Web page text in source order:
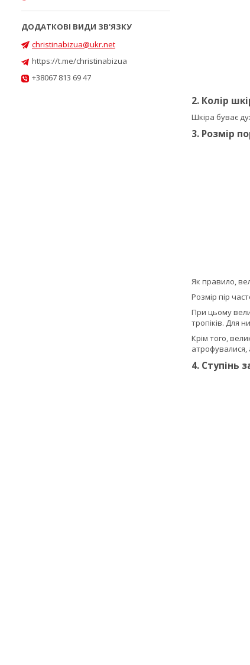
2. Колір
Шкіра буває
3. Розмір
Як правило,
Розмір пір
При цьому
тропіків. Для
Крім того,
4. Ступінь
christinabizua@ukr.net
https://t.me/christinabizua
+38067 813 69 47